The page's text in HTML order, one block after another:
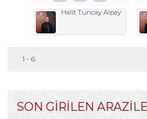
Halit Tuncay Alpay
1 - 6
SON GİRİLEN